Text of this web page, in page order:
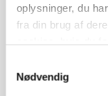
oplysninger, du
fra din brug af
Nødvendig
kan den ændre